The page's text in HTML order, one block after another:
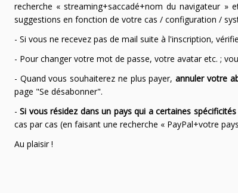
recherche « streaming+saccadé+nom du navigateur
suggestions en fonction de votre cas / configuration /
- Si vous ne recevez pas de mail suite à l'inscription,
- Pour changer votre mot de passe, votre avatar etc. ;
- Quand vous souhaiterez ne plus payer,annuler votre
page "Se désabonner".
-Si vous résidez dans un pays qui a certaines
cas par cas (en faisant une recherche « PayPal+votre
Au plaisir !